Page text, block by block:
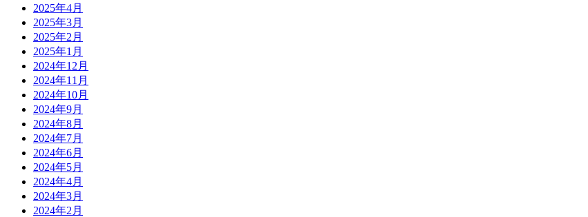
2025年4月
2025年3月
2025年2月
2025年1月
2024年12月
2024年11月
2024年10月
2024年9月
2024年8月
2024年7月
2024年6月
2024年5月
2024年4月
2024年3月
2024年2月